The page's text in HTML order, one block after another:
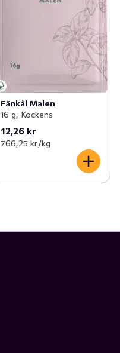
Fänkål Malen
16 g, Kockens
12,26 kr
766,25 kr /kg